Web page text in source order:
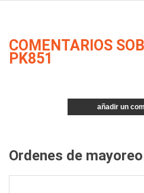
COMENTARIOS
PK851
añadir un
Ordenes de mayoreo